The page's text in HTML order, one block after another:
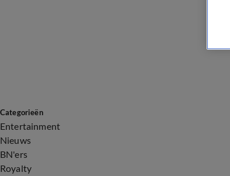
Categorieën
Entertainment
Nieuws
BN'ers
Royalty